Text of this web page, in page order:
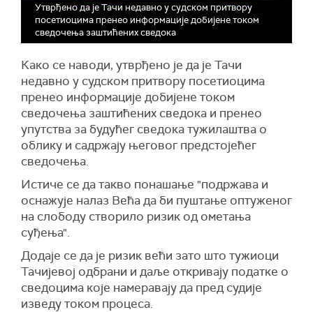
Утврђено да је Тачи недавно у судском притвору
посетиоцима пренео информације добијене током
сведочења заштићених сведока
Како се наводи, утврђено је да је Тачи
недавно у судском притвору посетиоцима
пренео информације добијене током
сведочења заштићених сведока и пренео
упутства за будућег сведока тужилаштва о
облику и садржају његовог предстојећег
сведочења.
Истиче се да такво понашање "подржава и
оснажује налаз Већа да би пуштање оптуженог
на слободу створило ризик од ометања
суђења".
Додаје се да је ризик већи зато што тужиоци
Тачијевој одбрани и даље откривају податке о
сведоцима које намеравају да пред судије
изведу током процеса.